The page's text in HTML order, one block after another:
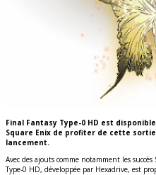
Final Fantasy Type-0 HD est
Square Enix de profiter de cette
lancement.
Avec des ajouts comme notamment les
Type-0 HD, développée par Hexadrive, est